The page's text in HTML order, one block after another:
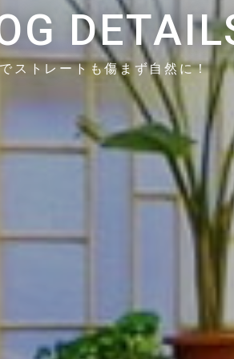
ストレートも傷まず自然に！